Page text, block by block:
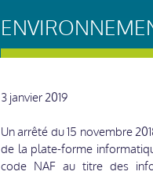
3 janvier 2019
Un arrêté du 15 novembre
de la plate-forme
code NAF au titre des